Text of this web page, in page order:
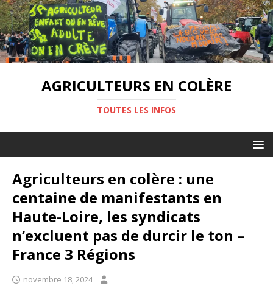
AGRICULTEURS EN COLÈRE
TOUTES LES INFOS
Agriculteurs en colère : une
centaine de manifestants en
Haute-Loire, les syndicats
n’excluent pas de durcir le ton –
France 3 Régions
novembre 18, 2024